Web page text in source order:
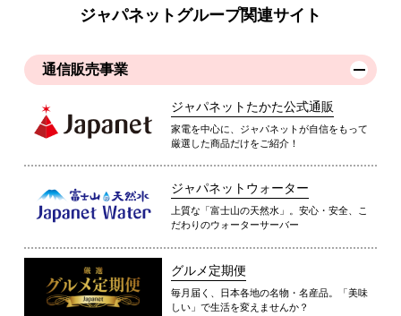
ジャパネットグループ関連サイト
通信販売事業
ジャパネットたかた公式通販
家電を中心に、ジャパネットが自信をもって
厳選した商品だけをご紹介！
ジャパネットウォーター
上質な「富士山の天然水」。安心・安全、こ
だわりのウォーターサーバー
グルメ定期便
毎月届く、日本各地の名物・名産品。「美味
しい」で生活を変えませんか？